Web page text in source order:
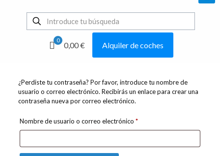
0
0,00 € Alquiler de coches
¿Perdiste tu contraseña? Por favor, introduce tu nombre de
usuario o correo electrónico. Recibirás un enlace para crear una
contraseña nueva por correo electrónico.
Nombre de usuario o correo electrónico *Obligatorio